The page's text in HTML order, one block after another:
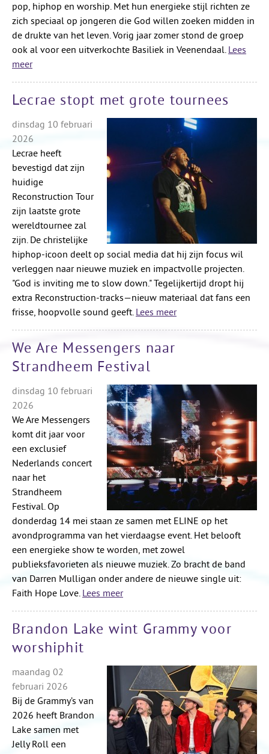
pop, hiphop en worship. Met hun energieke stijl richten ze
zich speciaal op jongeren die God willen zoeken midden in
de drukte van het leven. Vorig jaar zomer stond de groep
ook al voor een uitverkochte Basiliek in Veenendaal. Lees
meer
Lecrae stopt met grote tournees
dinsdag 10 februari
2026
Lecrae heeft
bevestigd dat zijn
huidige
Reconstruction Tour
zijn laatste grote
wereldtournee zal
zijn. De christelijke
hiphop-icoon deelt op social media dat hij zijn focus wil
verleggen naar nieuwe muziek en impactvolle projecten.
"God is inviting me to slow down." Tegelijkertijd dropt hij
extra Reconstruction-tracks—nieuw materiaal dat fans een
frisse, hoopvolle sound geeft. Lees meer
We Are Messengers naar
Strandheem Festival
dinsdag 10 februari
2026
We Are Messengers
komt dit jaar voor
een exclusief
Nederlands concert
naar het
Strandheem
Festival. Op
donderdag 14 mei staan ze samen met ELINE op het
avondprogramma van het vierdaagse event. Het belooft
een energieke show te worden, met zowel
publieksfavorieten als nieuwe muziek. Zo bracht de band
van Darren Mulligan onder andere de nieuwe single uit:
Faith Hope Love. Lees meer
Brandon Lake wint Grammy voor
worshiphit
maandag 02
februari 2026
Bij de Grammy’s van
2026 heeft Brandon
Lake samen met
Jelly Roll een